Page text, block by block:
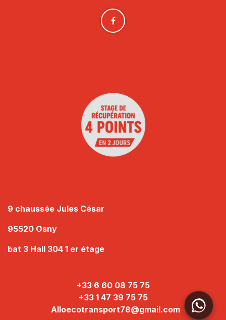
9 chaussée Jules César
95520 Osny
bat 3 Hall 304 1 er étage
+33 6 60 08 75 75
+33 1 47 39 75 75
Alloecotransport78@gmail.com